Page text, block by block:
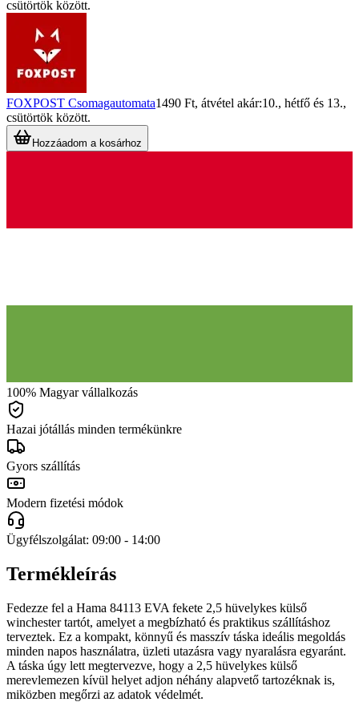
csütörtök között.
FOXPOST Csomagautomata1490 Ft, átvétel akár:10., hétfő és 13.,
csütörtök között.
Hozzáadom a kosárhoz
100% Magyar vállalkozás
Hazai jótállás minden termékünkre
Gyors szállítás
Modern fizetési módok
Ügyfélszolgálat: 09:00 - 14:00
Termékleírás
Fedezze fel a Hama 84113 EVA fekete 2,5 hüvelykes külső
winchester tartót, amelyet a megbízható és praktikus szállításhoz
terveztek. Ez a kompakt, könnyű és masszív táska ideális megoldás
minden napos használatra, üzleti utazásra vagy nyaralásra egyaránt.
A táska úgy lett megtervezve, hogy a 2,5 hüvelykes külső
merevlemezen kívül helyet adjon néhány alapvető tartozéknak is,
miközben megőrzi az adatok védelmét.